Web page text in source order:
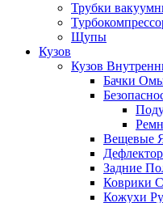
Трубки
Щупы
Кузов
Кузов
Бачки
Вещевые
Задние
Коврики
Кожухи